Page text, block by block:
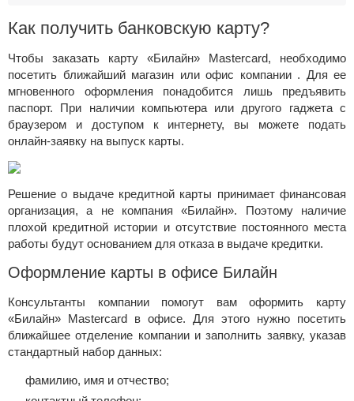
Как получить банковскую карту?
Чтобы заказать карту «Билайн» Mastercard, необходимо
посетить ближайший магазин или офис компании . Для ее
мгновенного оформления понадобится лишь предъявить
паспорт. При наличии компьютера или другого гаджета с
браузером и доступом к интернету, вы можете подать
онлайн-заявку на выпуск карты.
Решение о выдаче кредитной карты принимает финансовая
организация, а не компания «Билайн». Поэтому наличие
плохой кредитной истории и отсутствие постоянного места
работы будут основанием для отказа в выдаче кредитки.
Оформление карты в офисе Билайн
Консультанты компании помогут вам оформить карту
«Билайн» Mastercard в офисе. Для этого нужно посетить
ближайшееотделение компании и заполнить заявку, указав
стандартный набор данных:
фамилию, имя и отчество;